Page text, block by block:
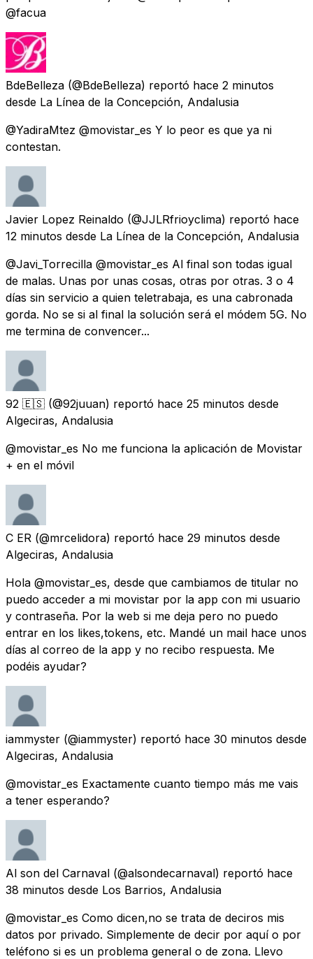
@facua
BdeBelleza (@BdeBelleza) reportó hace 2 minutos
desde La Línea de la Concepción, Andalusia
@YadiraMtez @movistar_es Y lo peor es que ya ni
contestan.
Javier Lopez Reinaldo (@JJLRfrioyclima) reportó hace
12 minutos desde La Línea de la Concepción, Andalusia
@Javi_Torrecilla @movistar_es Al final son todas igual
de malas. Unas por unas cosas, otras por otras. 3 o 4
días sin servicio a quien teletrabaja, es una cabronada
gorda. No se si al final la solución será el módem 5G. No
me termina de convencer...
92 🇪🇸 (@92juuan) reportó hace 25 minutos desde
Algeciras, Andalusia
@movistar_es No me funciona la aplicación de Movistar
+ en el móvil
C ER (@mrcelidora) reportó hace 29 minutos desde
Algeciras, Andalusia
Hola @movistar_es, desde que cambiamos de titular no
puedo acceder a mi movistar por la app con mi usuario
y contraseña. Por la web si me deja pero no puedo
entrar en los likes,tokens, etc. Mandé un mail hace unos
días al correo de la app y no recibo respuesta. Me
podéis ayudar?
iammyster (@iammyster) reportó hace 30 minutos desde
Algeciras, Andalusia
@movistar_es Exactamente cuanto tiempo más me vais
a tener esperando?
Al son del Carnaval (@alsondecarnaval) reportó hace
38 minutos desde Los Barrios, Andalusia
@movistar_es Como dicen,no se trata de deciros mis
datos por privado. Simplemente de decir por aquí o por
teléfono si es un problema general o de zona. Llevo